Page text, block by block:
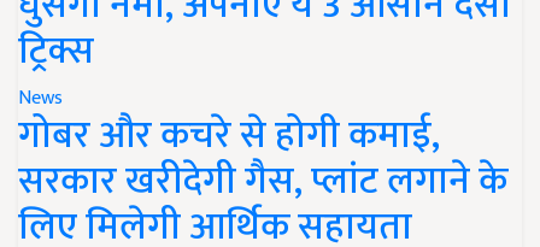
ट्रिक्स
News
गोबर और कचरे से होगी कमाई,
सरकार खरीदेगी गैस, प्लांट लगाने के
लिए मिलेगी आर्थिक सहायता